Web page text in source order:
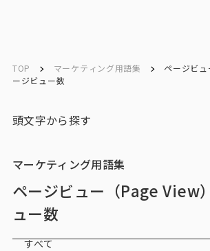
トップ
TOP マーケティング用語集
ページビ
ージビュー数
頭文字から探す
すべて
マーケティング用語集
ページビュー（Page View
ュー数